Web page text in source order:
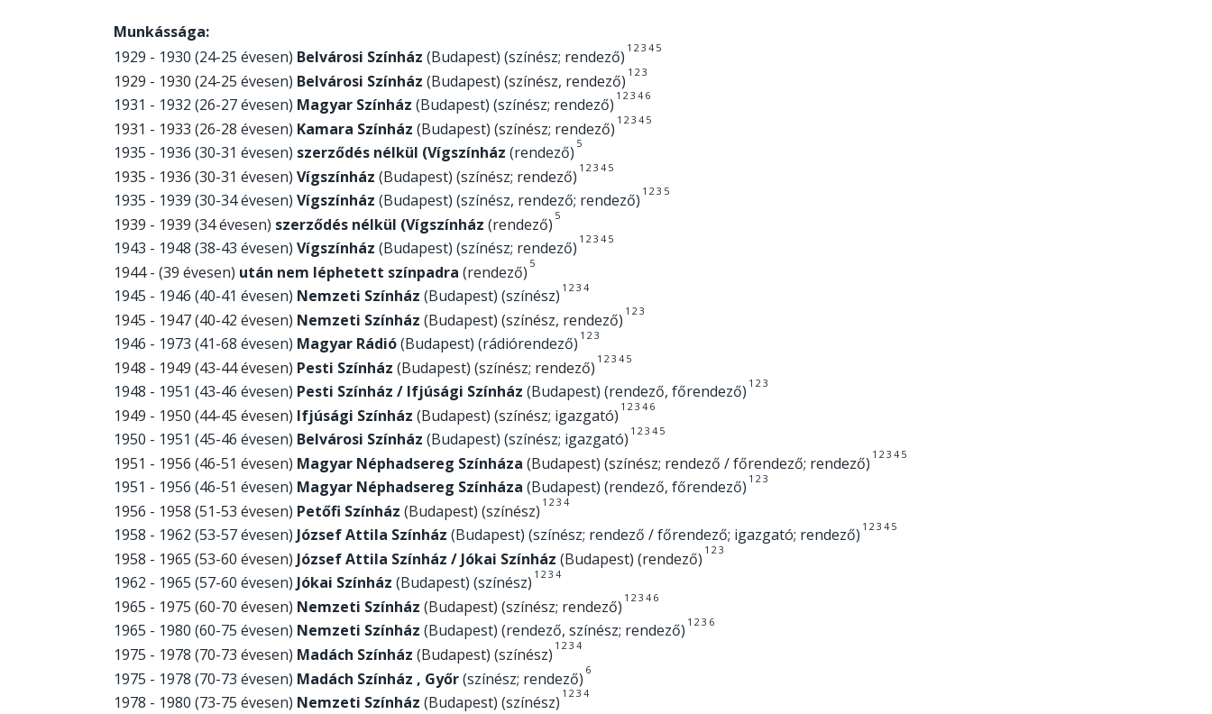
Munkássága:
1929 - 1930 (24-25 évesen) Belvárosi Színház (Budapest) (színész; rendező) 1 23 4 5
1929 - 1930 (24-25 évesen) Belvárosi Színház (Budapest) (színész, rendező) 1 2 3
1931 - 1932 (26-27 évesen) Magyar Színház (Budapest) (színész; rendező) 1 23 4 6
1931 - 1933 (26-28 évesen) Kamara Színház (Budapest) (színész; rendező) 1 2 3 4 5
1935 - 1936 (30-31 évesen) szerződés nélkül (Vígszínház (rendező) 5
1935 - 1936 (30-31 évesen) Vígszínház (Budapest) (színész; rendező) 1 2 3 4 5
1935 - 1939 (30-34 évesen) Vígszínház (Budapest) (színész, rendező; rendező) 1 23 5
1939 - 1939 (34 évesen) szerződés nélkül (Vígszínház (rendező) 5
1943 - 1948 (38-43 évesen) Vígszínház (Budapest) (színész; rendező) 1 23 4 5
1944 - (39 évesen) után nem léphetett színpadra (rendező) 5
1945 - 1946 (40-41 évesen) Nemzeti Színház (Budapest) (színész) 1 2 3 4
1945 - 1947 (40-42 évesen) Nemzeti Színház (Budapest) (színész, rendező) 1 23
1946 - 1973 (41-68 évesen) Magyar Rádió(Budapest) (rádiórendező) 1 2 3
1948 - 1949 (43-44 évesen) Pesti Színház (Budapest) (színész; rendező) 1 23 4 5
1948 - 1951 (43-46 évesen) Pesti Színház / Ifjúsági Színház (Budapest) (rendező, főrendező) 1 2 3
1949 - 1950 (44-45 évesen) Ifjúsági Színház (Budapest) (színész; igazgató) 1 23 4 6
1950 - 1951 (45-46 évesen) Belvárosi Színház (Budapest) (színész; igazgató) 1 2 3 4 5
1951 - 1956 (46-51 évesen) Magyar Néphadsereg Színháza (Budapest) (színész; rendező / főrendező; rendező) 1 23 4 5
1951 - 1956 (46-51 évesen) Magyar Néphadsereg Színháza (Budapest) (rendező, főrendező) 1 2 3
1956 - 1958 (51-53 évesen) Petőfi Színház (Budapest) (színész) 1 23 4
1958 - 1962 (53-57 évesen) József Attila Színház (Budapest) (színész; rendező / főrendező; igazgató; rendező) 1 2 3 4 5
1958 - 1965 (53-60 évesen) József Attila Színház / Jókai Színház (Budapest) (rendező) 1 23
1962 - 1965 (57-60 évesen) Jókai Színház (Budapest) (színész) 1 2 3 4
1965 - 1975 (60-70 évesen) Nemzeti Színház (Budapest) (színész; rendező) 1 23 4 6
1965 - 1980 (60-75 évesen) Nemzeti Színház (Budapest) (rendező, színész; rendező) 1 2 3 6
1975 - 1978 (70-73 évesen) Madách Színház (Budapest) (színész) 1 23 4
1975 - 1978 (70-73 évesen) Madách Színház , Győr(színész; rendező) 6
1978 - 1980 (73-75 évesen) Nemzeti Színház (Budapest) (színész) 1 23 4